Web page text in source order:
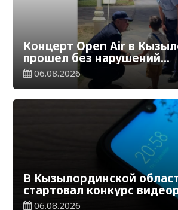
Концерт Open Air в
прошел без нарушений
общественного порядка
06.08.2026
В Кызылординской
стартовал конкурс
семейных ценностях и
06.08.2026